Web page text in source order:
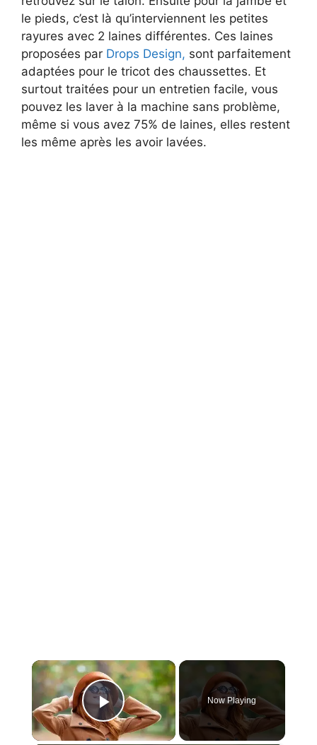
le pieds, c’est là qu’interviennent les petites
rayures avec 2 laines différentes. Ces laines
proposées par Drops Design, sont parfaitement
adaptées pour le tricot des chaussettes. Et
surtout traitées pour un entretien facile, vous
pouvez les laver à la machine sans problème,
même si vous avez 75% de laines, elles restent
les même après les avoir lavées.
×
Play Video
Now Playing